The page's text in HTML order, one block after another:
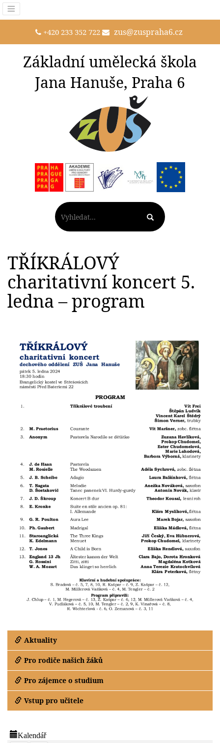
+420 233 352 722 zus@zuspraha6.cz
Základní umělecká škola
Jana Hanuše, Praha 6
Aktuality
Pro rodiče našich žáků
Pro zájemce o studium
Vstup pro učitele
Kalendář
TŘÍKRÁLOVÝ
charitativní koncert 5.
ledna – program